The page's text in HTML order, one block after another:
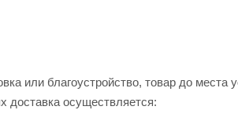
или благоустройство, товар до места
доставка осуществляется: